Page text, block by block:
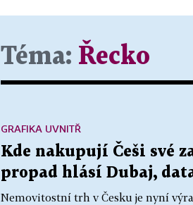
Téma: Řecko
Kde nakupují Češi své
propad hlásí Dubaj,
Nemovitostní trh v Česku je nyní
GRAFIKA UVNITŘ